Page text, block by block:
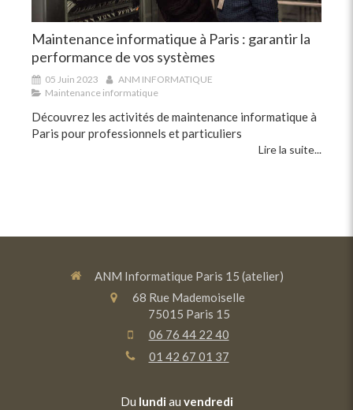
Maintenance informatique à Paris : garantir la
performance de vos systèmes
05 Juin 2023
ANM INFORMATIQUE
Maintenance informatique
Découvrez les activités de maintenance informatique à
Paris pour professionnels et particuliers
Lire la suite...
ANM Informatique Paris 15 (atelier)
68 Rue Mademoiselle
75015 Paris 15
06 76 44 22 40
01 42 67 01 37
Du lundi au vendredi